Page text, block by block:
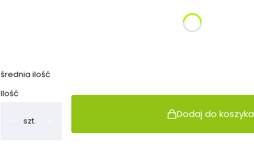
średnia ilość
Ilość
szt.
Dodaj do koszyka